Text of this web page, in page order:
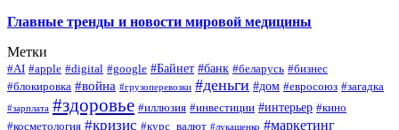
Главные тренды и новости мировой медицины
Метки
#AI #apple #digital #google #Байнет #банк #беларусь #бизнес
#блокировка #война #грузоперевозки #деньги #дом #евросоюз #загадка
#зарплата #здоровье #иллюзия #инвестиции #интерьер #кино
#косметология #кризис #курс_валют #лукашенко #маркетинг